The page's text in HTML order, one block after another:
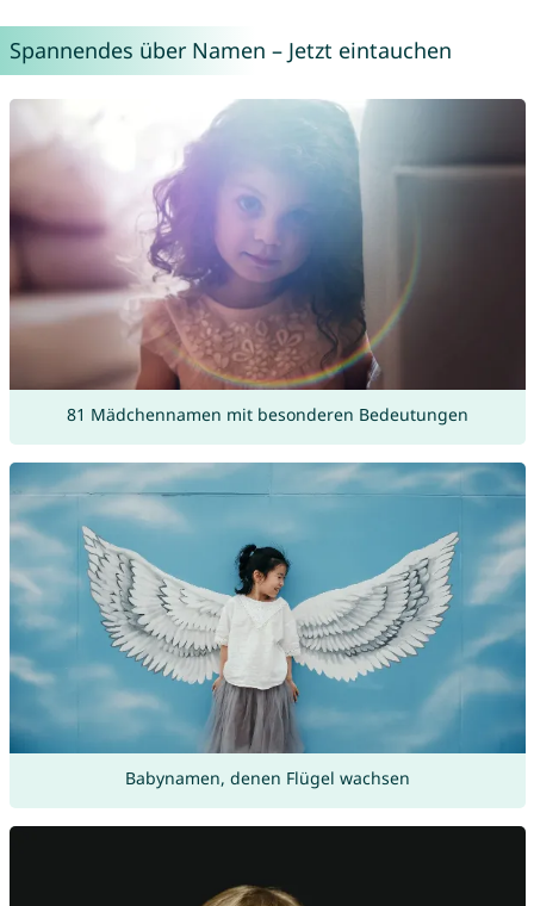
Spannendes über Namen – Jetzt eintauchen
81 Mädchennamen mit besonderen Bedeutungen
Babynamen, denen Flügel wachsen